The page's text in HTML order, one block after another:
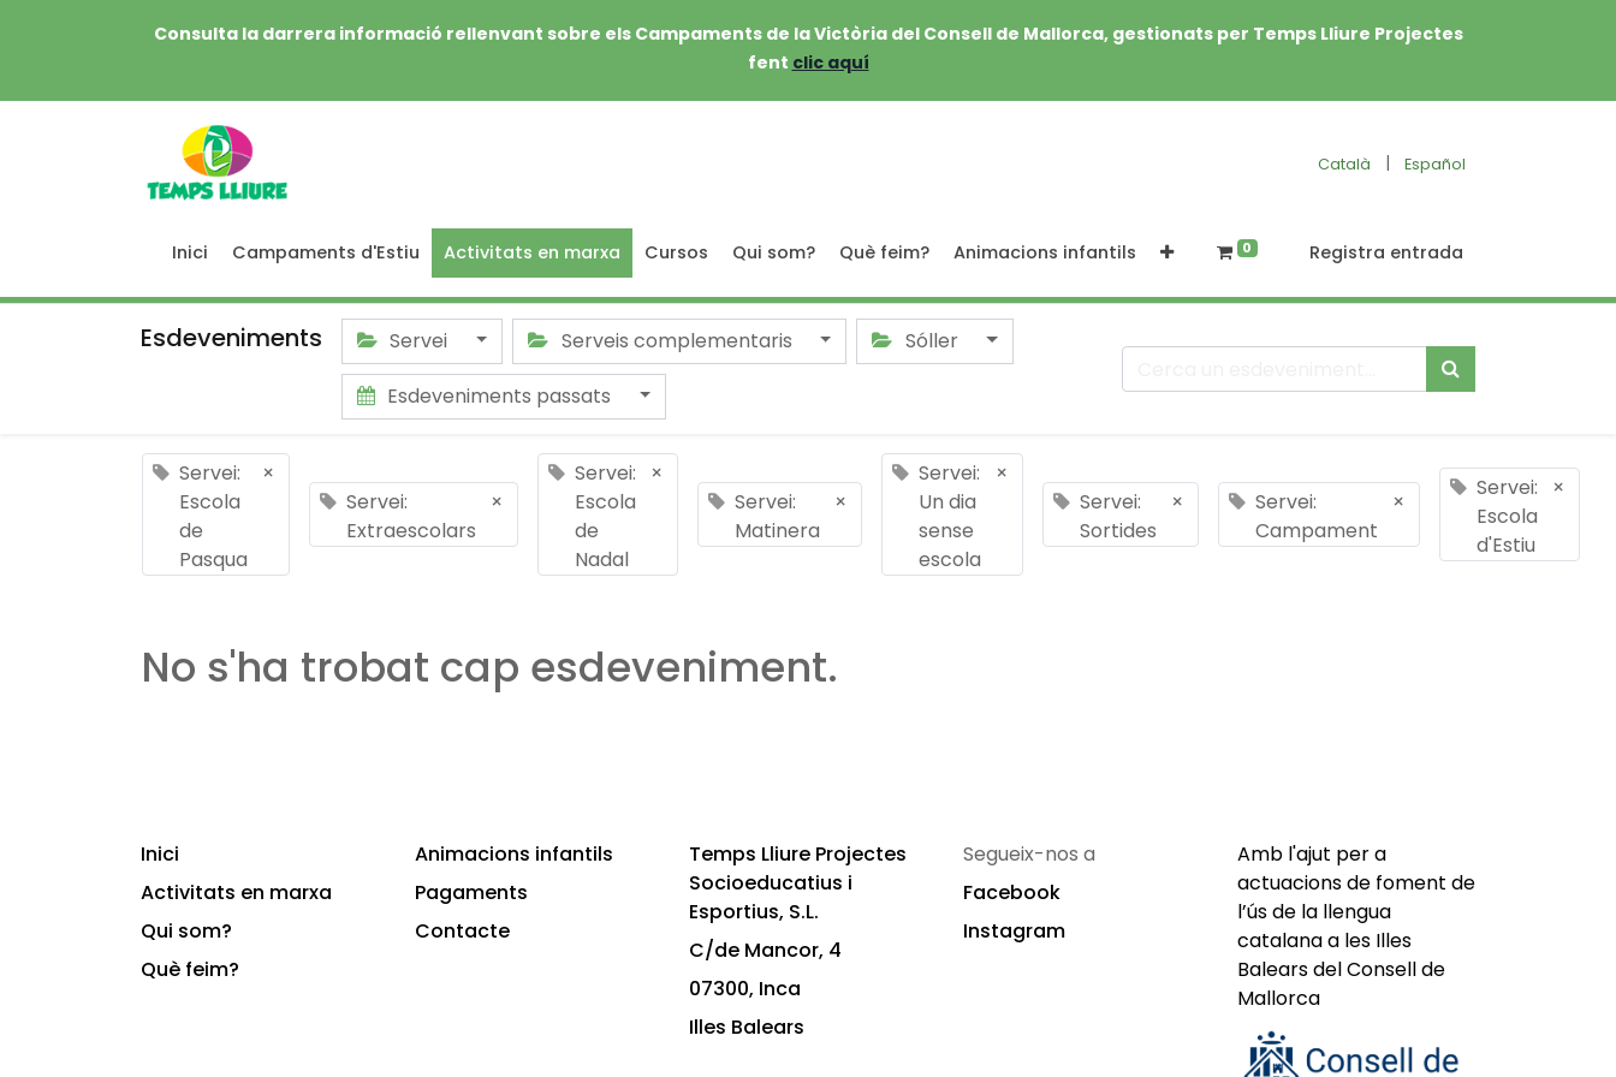
Consulta la darrera informació rellenvant sobre els Campaments de la Victòria del Consell de Mallorca, gestionats per Temps Lliure Projectes
fent clic aquí
Català | Español
Inici Campaments d'Estiu Activitats en marxa Cursos Qui som? Què feim? Animacions infantils 0 Registra entrada
Esdeveniments Servei Serveis complementaris
Sóller
Esdeveniments passats
Servei:
Escola
de
Pasqua
×
Servei:
Extraescolars
×
Servei:
Escola
de
Nadal
×
Servei:
Matinera
×
Servei:
Un dia
sense
escola
×
Servei:
Sortides
×
Servei:
Campament
×
Servei:
Escola
d'Estiu
×
No s'ha trobat cap esdeveniment.
Inici
Activitats en marxa
Qui som?
Què feim?
Animacions infantils
Pagaments
Contacte
Temps Lliure Projectes
Socioeducatius i
Esportius, S.L.
C/de Mancor, 4
07300, Inca
Illes Balears
Segueix-nos a
Facebook
Instagram
Amb l'ajut per a
actuacions de foment de
l’ús de la llengua
catalana a les Illes
Balears del Consell de
Mallorca